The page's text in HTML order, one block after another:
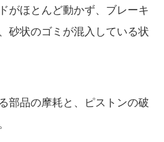
がほとんど動かず、ブレーキ
砂状のゴミが混入している状
部品の摩耗と、ピストンの破